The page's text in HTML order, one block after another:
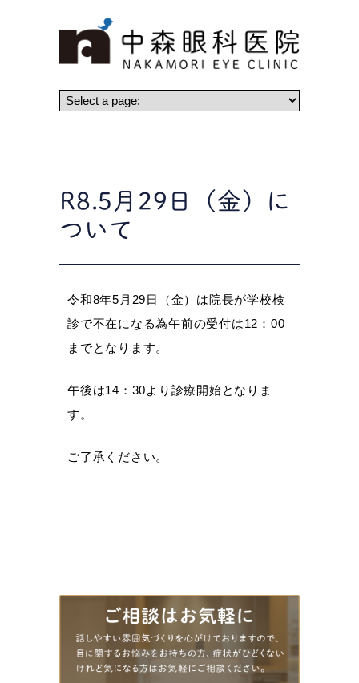
R8.5月29日（金）に
ついて
令和8年5月29日（金）は院長が学校検
診で不在になる為午前の受付は12：00
までとなります。
午後は14：30より診療開始となりま
す。
ご了承ください。